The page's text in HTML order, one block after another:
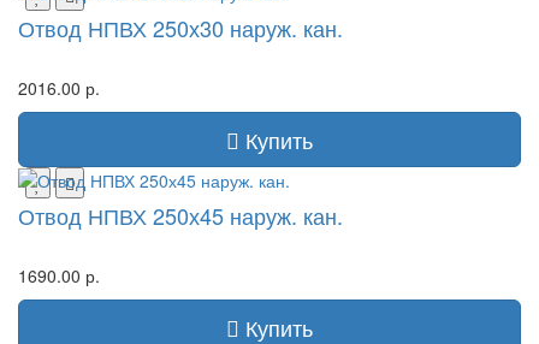
Отвод НПВХ 250х30 наруж. кан.
2016.00 р.
Купить
Отвод НПВХ 250х45 наруж. кан.
1690.00 р.
Купить